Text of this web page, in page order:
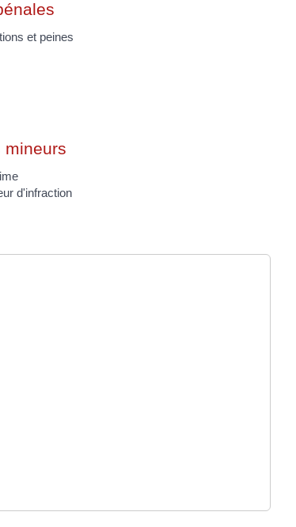
et peines
mineurs
d'infraction